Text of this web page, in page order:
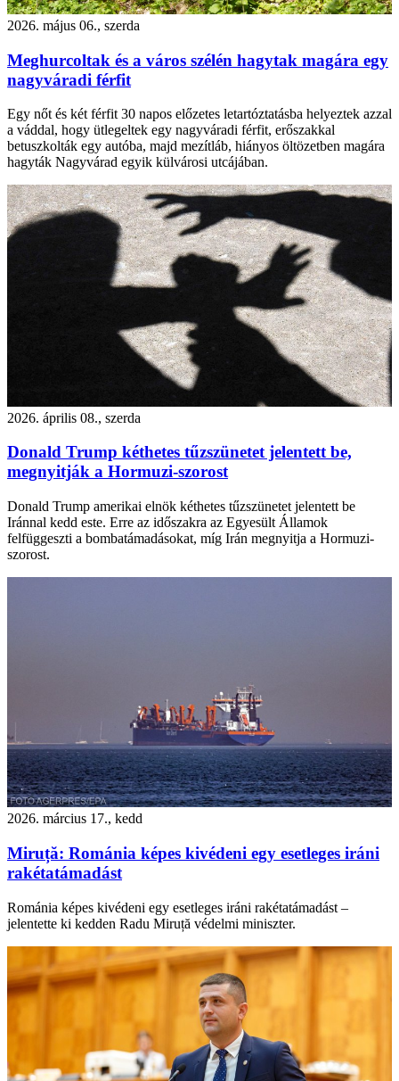
2026. május 06., szerda
Meghurcoltak és a város szélén hagytak magára egy
nagyváradi férfit
Egy nőt és két férfit 30 napos előzetes letartóztatásba helyeztek azzal
a váddal, hogy ütlegeltek egy nagyváradi férfit, erőszakkal
betuszkolták egy autóba, majd mezítláb, hiányos öltözetben magára
hagyták Nagyvárad egyik külvárosi utcájában.
2026. április 08., szerda
Donald Trump kéthetes tűzszünetet jelentett be,
megnyitják a Hormuzi-szorost
Donald Trump amerikai elnök kéthetes tűzszünetet jelentett be
Iránnal kedd este. Erre az időszakra az Egyesült Államok
felfüggeszti a bombatámadásokat, míg Irán megnyitja a Hormuzi-
szorost.
2026. március 17., kedd
Miruță: Románia képes kivédeni egy esetleges iráni
rakétatámadást
Románia képes kivédeni egy esetleges iráni rakétatámadást –
jelentette ki kedden Radu Miruță védelmi miniszter.